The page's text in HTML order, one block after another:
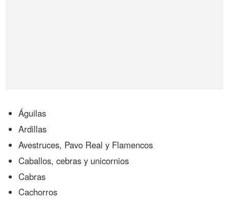
Águilas
Ardillas
Avestruces, Pavo Real y Flamencos
Caballos, cebras y unicornios
Cabras
Cachorros